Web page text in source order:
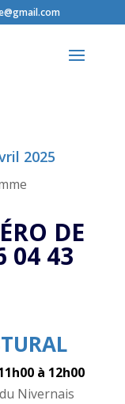
2025
DE
04 43
à 12h00
Nivernais